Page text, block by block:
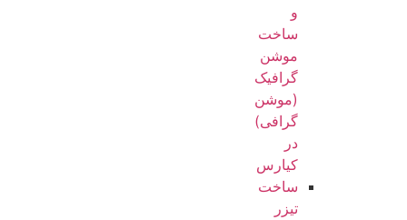
و
ساخت
موشن
گرافیک
(موشن
گرافی)
در
کیارس
ساخت
تیزر